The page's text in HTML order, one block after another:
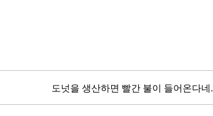
도넛을 생산하면 빨간 불이 들어온다네.